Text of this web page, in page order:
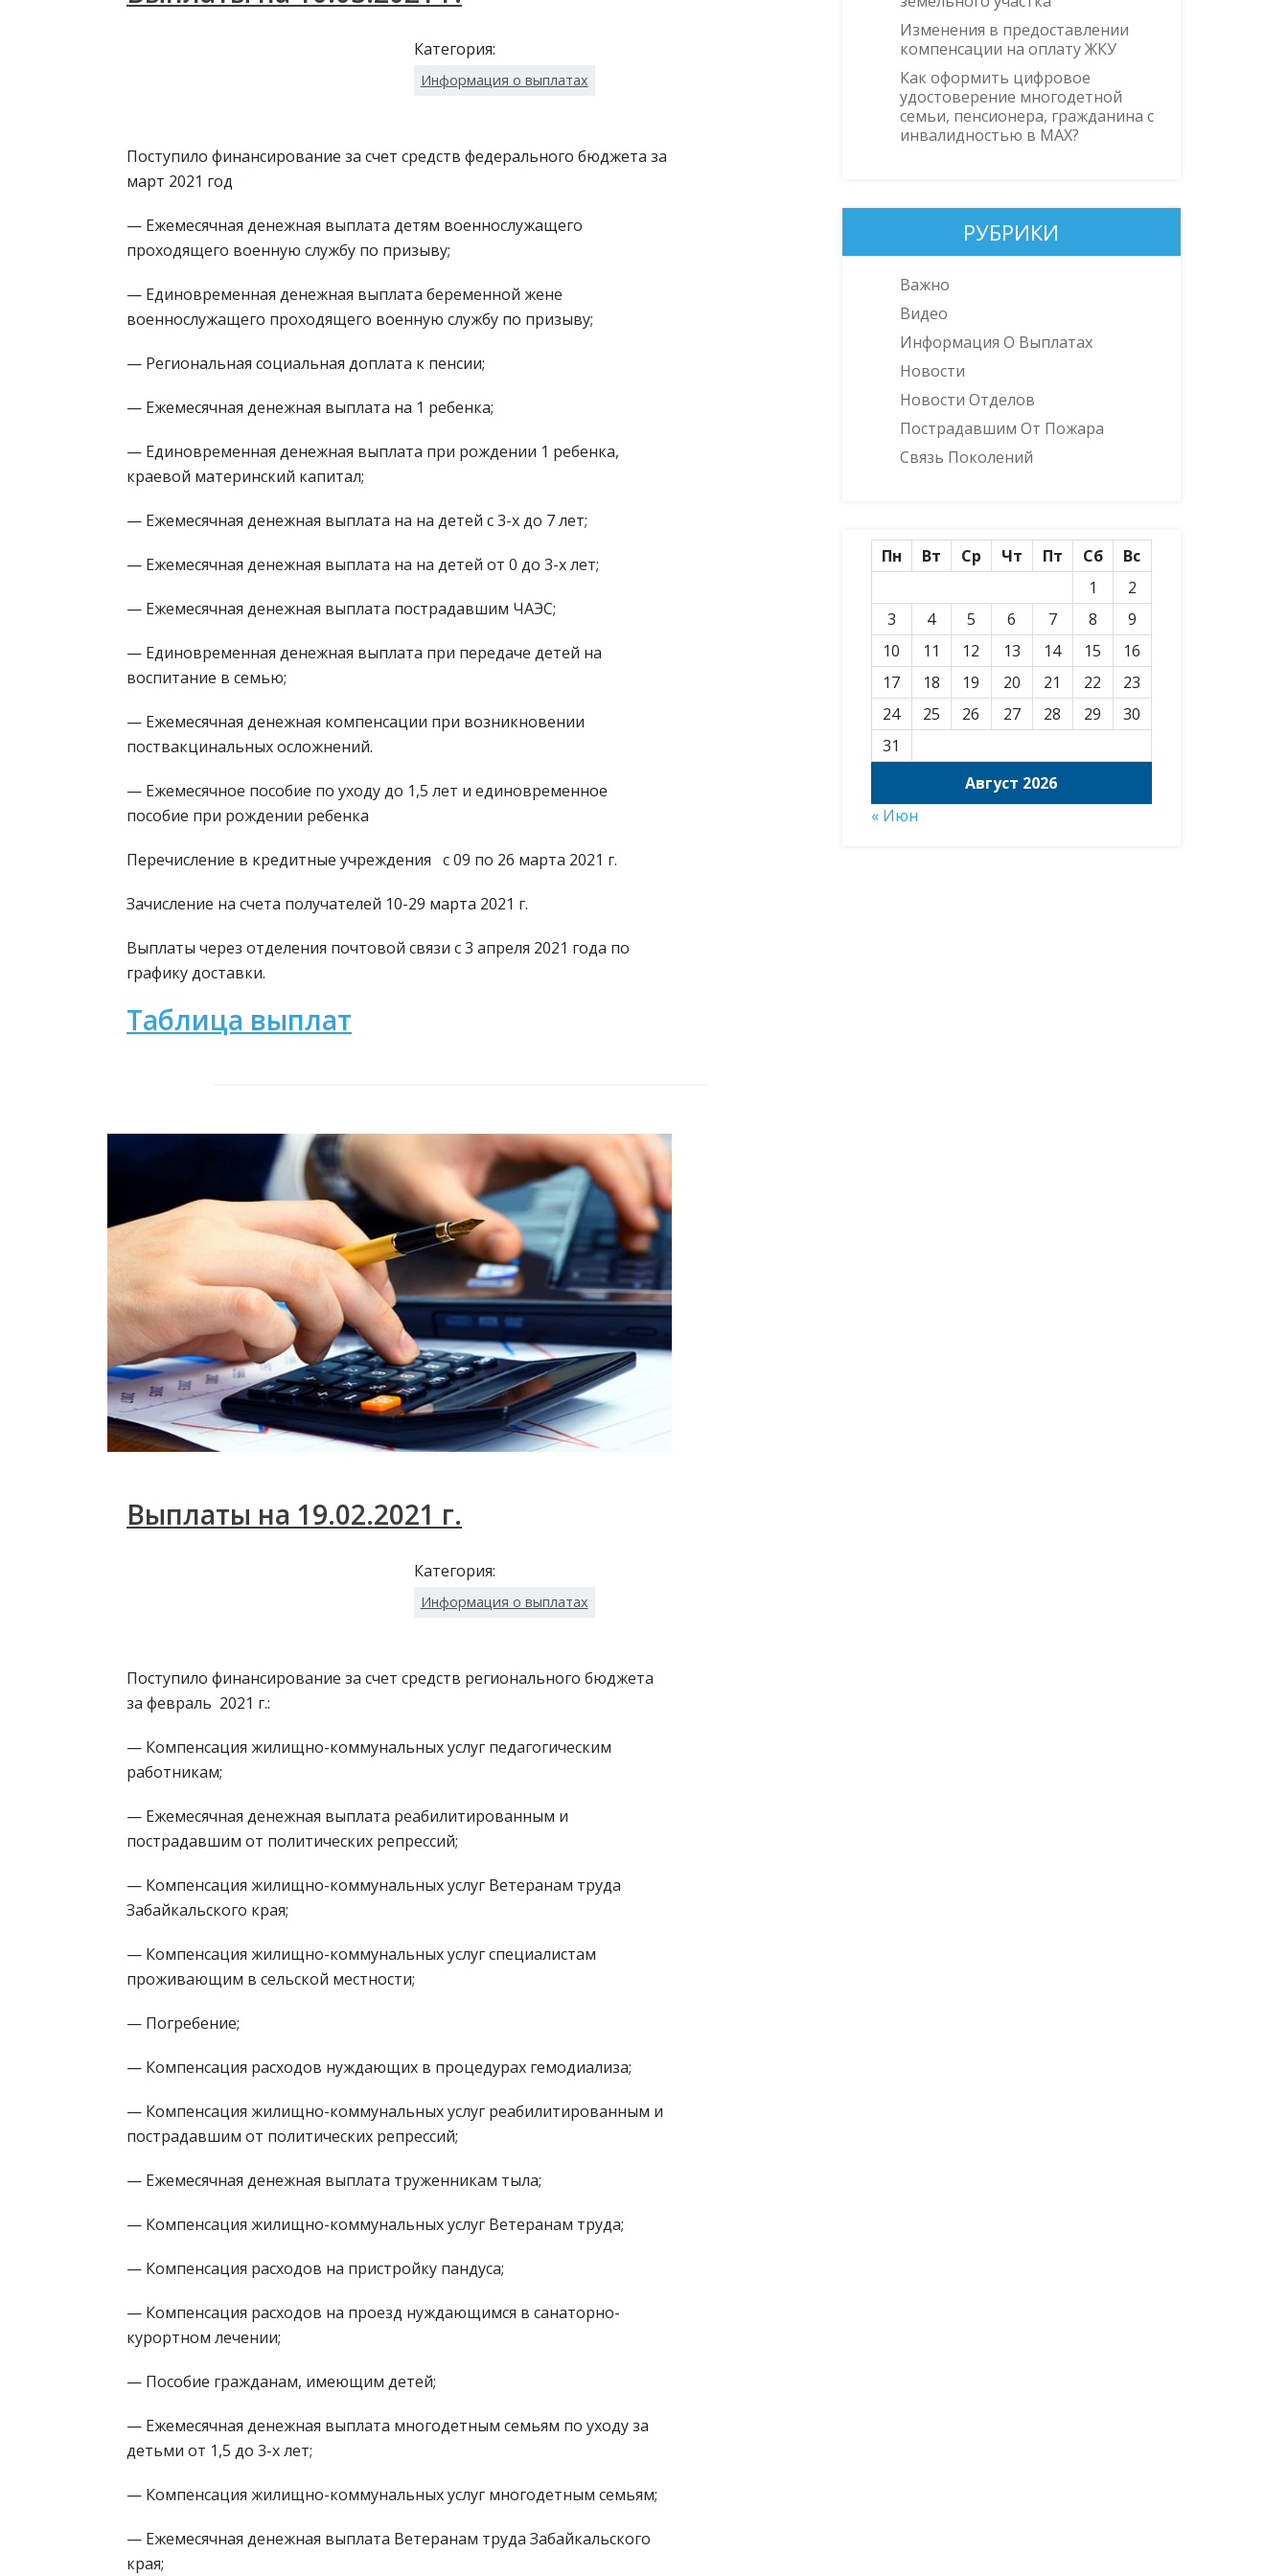
Категория:
Информация о выплатах
Поступило финансирование за счет средств федерального бюджета за
март 2021 год
— Ежемесячная денежная выплата детям военнослужащего
проходящего военную службу по призыву;
— Единовременная денежная выплата беременной жене
военнослужащего проходящего военную службу по призыву;
— Региональная социальная доплата к пенсии;
— Ежемесячная денежная выплата на 1 ребенка;
— Единовременная денежная выплата при рождении 1 ребенка,
краевой материнский капитал;
— Ежемесячная денежная выплата на на детей с 3-х до 7 лет;
— Ежемесячная денежная выплата на на детей от 0 до 3-х лет;
— Ежемесячная денежная выплата пострадавшим ЧАЭС;
— Единовременная денежная выплата при передаче детей на
воспитание в семью;
— Ежемесячная денежная компенсации при возникновении
поствакцинальных осложнений.
— Ежемесячное пособие по уходу до 1,5 лет и единовременное
пособие при рождении ребенка
Перечисление в кредитные учреждения с 09 по 26 марта 2021 г.
Зачисление на счета получателей 10-29 марта 2021 г.
Выплаты через отделения почтовой связи с 3 апреля 2021 года по
графику доставки.
Таблица выплат
Выплаты на 19.02.2021 г.
Категория:
Информация о выплатах
Поступило финансирование за счет средств регионального бюджета
за февраль 2021 г.:
— Компенсация жилищно-коммунальных услуг педагогическим
работникам;
— Ежемесячная денежная выплата реабилитированным и
пострадавшим от политических репрессий;
— Компенсация жилищно-коммунальных услуг Ветеранам труда
Забайкальского края;
— Компенсация жилищно-коммунальных услуг специалистам
проживающим в сельской местности;
— Погребение;
— Компенсация расходов нуждающих в процедурах гемодиализа;
— Компенсация жилищно-коммунальных услуг реабилитированным и
пострадавшим от политических репрессий;
— Ежемесячная денежная выплата труженникам тыла;
— Компенсация жилищно-коммунальных услуг Ветеранам труда;
— Компенсация расходов на пристройку пандуса;
— Компенсация расходов на проезд нуждающимся в санаторно-
курортном лечении;
— Пособие гражданам, имеющим детей;
— Ежемесячная денежная выплата многодетным семьям по уходу за
детьми от 1,5 до 3-х лет;
— Компенсация жилищно-коммунальных услуг многодетным семьям;
— Ежемесячная денежная выплата Ветеранам труда Забайкальского
края;
Изменения в предоставлении
компенсации на оплату ЖКУ
Как оформить цифровое
удостоверение многодетной
семьи, пенсионера, гражданина с
инвалидностью в MAX?
РУБРИКИ
Важно
Видео
Информация О Выплатах
Новости
Новости Отделов
Пострадавшим От Пожара
Связь Поколений
Август 2026
Пн Вт Ср Чт Пт Сб
Вс
1
2
3
4 5 6 7 8
9
10
11 12 13 14 15
16
17
18 19 20 21 22
23
24
25 26 27 28 29
30
31
« Июн